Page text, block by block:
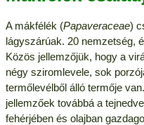
A mákfélék (Papaveraceae)
lágyszárúak. 20 nemzetség,
Közös jellemzőjük, hogy a
négy sziromlevele, sok
termőlevélből álló termője
jellemzőek továbbá a
fehérjében és olajban